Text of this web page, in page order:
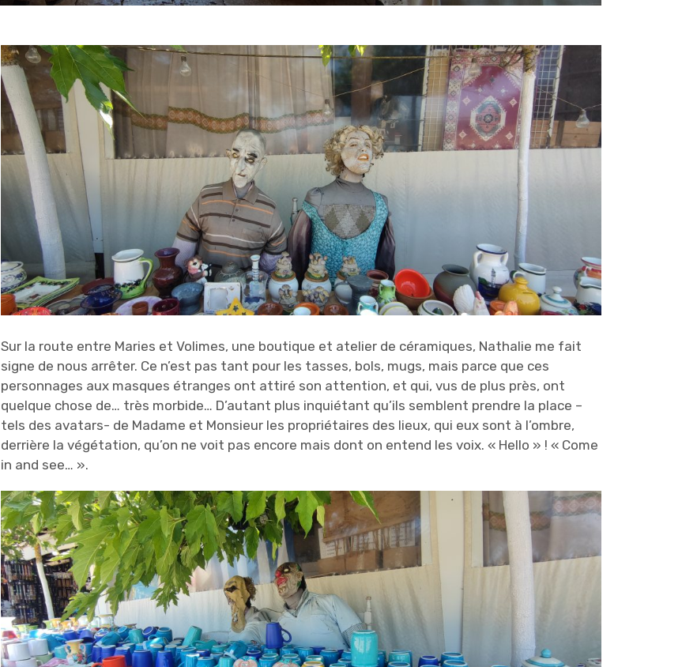
Sur la route entre Maries et Volimes, une boutique et atelier de céramiques, Nathalie me fait
signe de nous arrêter. Ce n’est pas tant pour les tasses, bols, mugs, mais parce que ces
personnages aux masques étranges ont attiré son attention, et qui, vus de plus près, ont
quelque chose de… très morbide… D’autant plus inquiétant qu’ils semblent prendre la place –
tels des avatars- de Madame et Monsieur les propriétaires des lieux, qui eux sont à l’ombre,
derrière la végétation, qu’on ne voit pas encore mais dont on entend les voix. « Hello » ! « Come
in and see… ».